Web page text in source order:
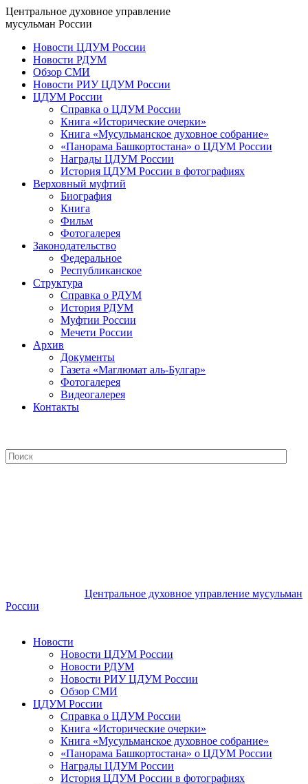
Центральное духовное управление
мусульман России
Новости ЦДУМ России
Новости РДУМ
Обзор СМИ
Новости РИУ ЦДУМ России
ЦДУМ России
Справка о ЦДУМ России
Книга «Исторические очерки»
Книга «Мусульманское духовное собрание»
«Панорама Башкортостана» о ЦДУМ России
Награды ЦДУМ России
История ЦДУМ России в фотографиях
Верховный муфтий
Биография
Книга
Фильм
Фотогалерея
Законодательство
Федеральное
Республиканское
Структура
Справка о РДУМ
История РДУМ
Муфтии России
Мечети России
Архив
Документы
Газета «Маглюмат аль-Булгар»
Фотогалерея
Видеогалерея
Контакты
Центральное духовное управление мусульман
России
Новости
Новости ЦДУМ России
Новости РДУМ
Новости РИУ ЦДУМ России
Обзор СМИ
ЦДУМ России
Справка о ЦДУМ России
Книга «Исторические очерки»
Книга «Мусульманское духовное собрание»
«Панорама Башкортостана» о ЦДУМ России
Награды ЦДУМ России
История ЦДУМ России в фотографиях